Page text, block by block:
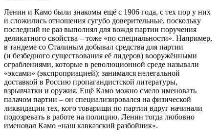
Ленин и Камо были знакомы ещё с 1906 года, с тех пор у них
и сложились отношения сугубо доверительные, поскольку
последний не раз выполнял для вождя партии поручения
деликатного свойства – тоже «по специальности». Например,
в тандеме со Сталиным добывал средства для партии
(и безбедного существования её лидеров) вооружёнными
ограблениями, которые в революционной среде называли
«эксами» (экспроприацией); занимался нелегальной
доставкой в Россию пропагандистской литературы,
взрывчатки и оружия. Ещё Камо можно смело именовать
палачом партии – он специализировался на физической
ликвидации тех, кого товарищи по партии вдруг начинали
подозревать в работе на полицию. Ленин тогда любовно
именовал Камо «наш кавказский разбойник».